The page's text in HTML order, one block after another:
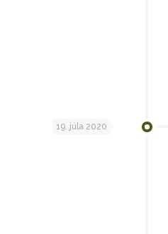
19. júla 2020